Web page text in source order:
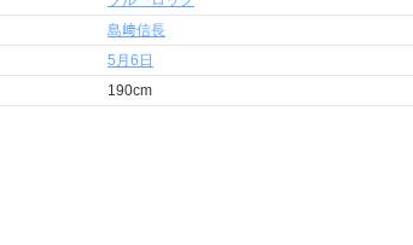
島﨑信長
5月6日
190cm